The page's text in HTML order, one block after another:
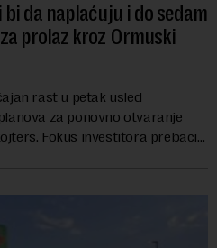
da naplaćuju i do sedam
prolaz kroz Ormuski
rast u petak usled
za ponovno otvaranje
Fokus investitora prebacio